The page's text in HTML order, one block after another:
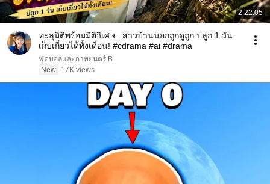
2:22:05
ทะลุมิติพร้อมมิติวิเศษ...สาวบ้านนอกถูกดูถูก ปลูก 1 วัน
เก็บเกี่ยวได้ทั้งเดือน! #cdrama #ai #drama
ฟุตบอลและภาพยนตร์ B
New
17K views